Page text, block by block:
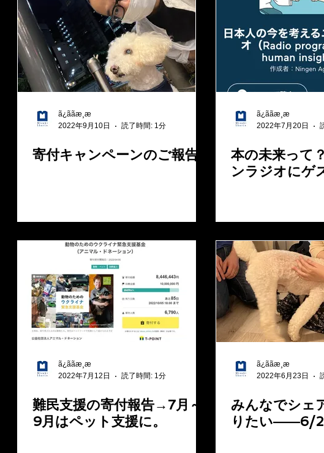
ã¿ããæ¸æ
2022年9月10日
読了時間: 1分
寄付キャンペーンのご報告
ã¿ããæ¸æ
2022年7月20日
本の未来って
ンラジオにゲ
ã¿ããæ¸æ
2022年7月12日
読了時間: 1分
難民支援の寄付報告→7月～
9月はペット支援に。
ã¿ããæ¸æ
2022年6月23日
みんなでシェ
りたい――6/